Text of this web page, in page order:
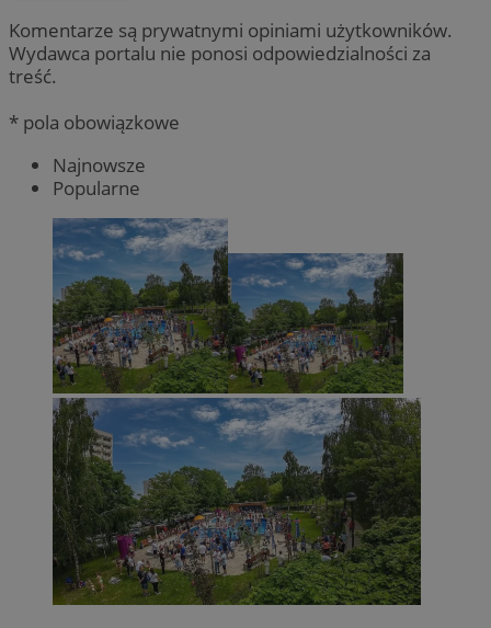
Komentarze są prywatnymi opiniami użytkowników.
Wydawca portalu nie ponosi odpowiedzialności za
treść.
* pola obowiązkowe
Najnowsze
Popularne